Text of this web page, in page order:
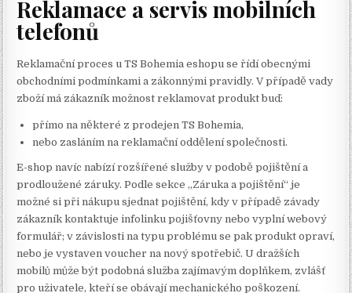
Reklamace a servis mobilních
telefonů
Reklamační proces u TS Bohemia eshopu se řídí obecnými
obchodními podmínkami a zákonnými pravidly. V případě vady
zboží má zákazník možnost reklamovat produkt buď:
přímo na některé z prodejen TS Bohemia,
nebo zasláním na reklamační oddělení společnosti.
E-shop navíc nabízí rozšířené služby v podobě pojištění a
prodloužené záruky. Podle sekce „Záruka a pojištění“ je
možné si při nákupu sjednat pojištění, kdy v případě závady
zákazník kontaktuje infolinku pojišťovny nebo vyplní webový
formulář; v závislosti na typu problému se pak produkt opraví,
nebo je vystaven voucher na nový spotřebič. U dražších
mobilů může být podobná služba zajímavým doplňkem, zvlášť
pro uživatele, kteří se obávají mechanického poškození.